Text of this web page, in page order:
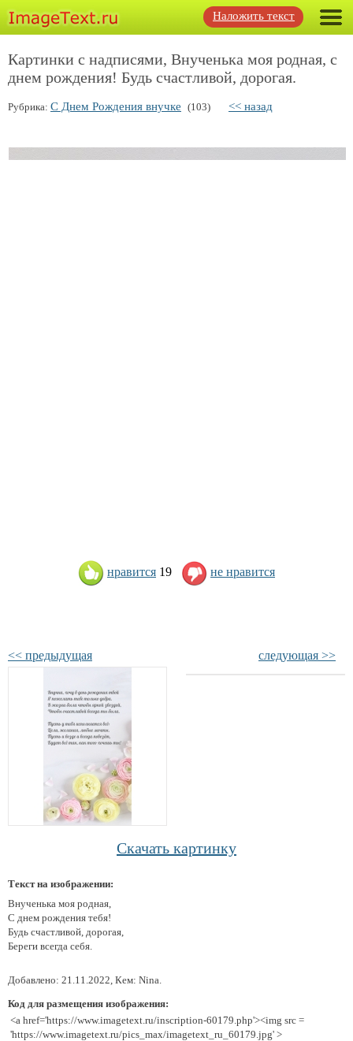
Наложить текст
Картинки с надписями, Внученька моя родная, с
днем рождения! Будь счастливой, дорогая.
Рубрика: С Днем Рождения внучке (103) << назад
нравится 19 не нравится
<< предыдущая следующая >>
Скачать картинку
Текст на изображении:
Внученька моя родная,
С днем рождения тебя!
Будь счастливой, дорогая,
Береги всегда себя.
Добавлено: 21.11.2022, Кем: Nina.
Код для размещения изображения:
<a href='https://www.imagetext.ru/inscription-60179.php'><img src =
'https://www.imagetext.ru/pics_max/imagetext_ru_60179.jpg' >